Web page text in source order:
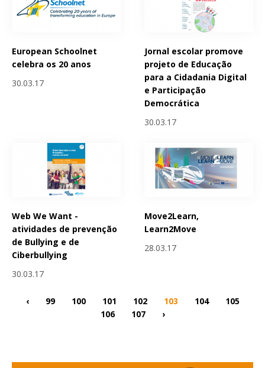
European Schoolnet
celebra os 20 anos
30.03.17
Jornal escolar promove
projeto de Educação
para a Cidadania Digital
e Participação
Democrática
30.03.17
Web We Want -
atividades de prevenção
de Bullying e de
Ciberbullying
30.03.17
Move2Learn,
Learn2Move
28.03.17
‹ 99 100 101 102 103 104
105
106
107 ›